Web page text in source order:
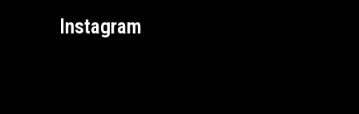
Instagram